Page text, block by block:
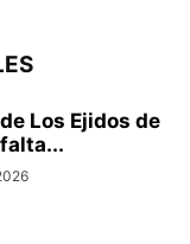
Los Ejidos de